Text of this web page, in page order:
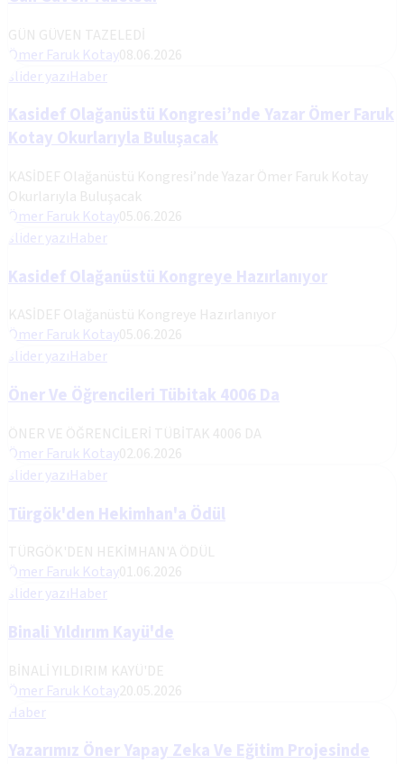
GÜN GÜVEN TAZELEDİ
Ömer Faruk Kotay08.06.2026
slider yazıHaber
Kasidef Olağanüstü Kongresi’nde Yazar Ömer Faruk
Kotay Okurlarıyla Buluşacak
KASİDEF Olağanüstü Kongresi’nde Yazar Ömer Faruk Kotay
Okurlarıyla Buluşacak
Ömer Faruk Kotay05.06.2026
slider yazıHaber
Kasidef Olağanüstü Kongreye Hazırlanıyor
KASİDEF Olağanüstü Kongreye Hazırlanıyor
Ömer Faruk Kotay05.06.2026
slider yazıHaber
Öner Ve Öğrencileri Tübitak 4006 Da
ÖNER VE ÖĞRENCİLERİ TÜBİTAK 4006 DA
Ömer Faruk Kotay02.06.2026
slider yazıHaber
Türgök'den Hekimhan'a Ödül
TÜRGÖK'DEN HEKİMHAN'A ÖDÜL
Ömer Faruk Kotay01.06.2026
slider yazıHaber
Binali Yıldırım Kayü'de
BİNALİ YILDIRIM KAYÜ'DE
Ömer Faruk Kotay20.05.2026
Haber
Yazarımız Öner Yapay Zeka Ve Eğitim Projesinde